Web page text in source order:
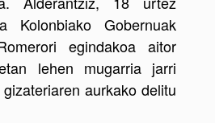
Kolonbiako Gobernuak
egindakoa aitor
lehen mugarria jarri
aurkako delitu